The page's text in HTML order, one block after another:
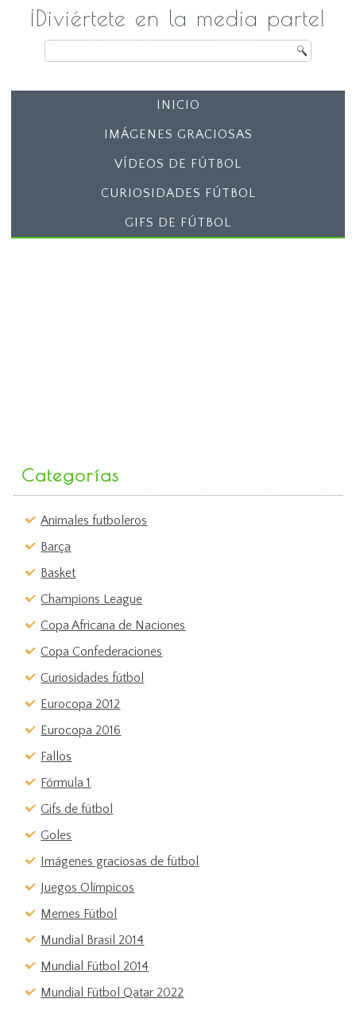
¡Diviértete en la media parte!
INICIO
IMÁGENES GRACIOSAS
VÍDEOS DE FÚTBOL
CURIOSIDADES FÚTBOL
GIFS DE FÚTBOL
Categorías
Animales futboleros
Barça
Basket
Champions League
Copa Africana de Naciones
Copa Confederaciones
Curiosidades fútbol
Eurocopa 2012
Eurocopa 2016
Fallos
Fórmula 1
Gifs de fútbol
Goles
Imágenes graciosas de fútbol
Juegos Olímpicos
Memes Fútbol
Mundial Brasil 2014
Mundial Fútbol 2014
Mundial Fútbol Qatar 2022